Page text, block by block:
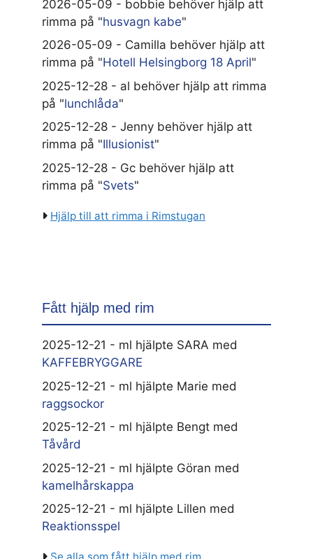
2026-05-09 - bobbie behöver hjälp att
rimma på "husvagn kabe"
2026-05-09 - Camilla behöver hjälp att
rimma på "Hotell Helsingborg 18 April"
2025-12-28 - al behöver hjälp att rimma
på "lunchlåda"
2025-12-28 - Jenny behöver hjälp att
rimma på "Illusionist"
2025-12-28 - Gc behöver hjälp att
rimma på "Svets"
Hjälp till att rimma i Rimstugan
Fått hjälp med rim
2025-12-21 - ml hjälpte SARA med
KAFFEBRYGGARE
2025-12-21 - ml hjälpte Marie med
raggsockor
2025-12-21 - ml hjälpte Bengt med
Tåvård
2025-12-21 - ml hjälpte Göran med
kamelhårskappa
2025-12-21 - ml hjälpte Lillen med
Reaktionsspel